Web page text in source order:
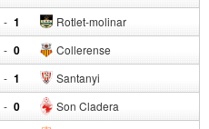
- Rotlet-molinar
1
- Collerense
0
- Santanyi
1
- Son Cladera
0